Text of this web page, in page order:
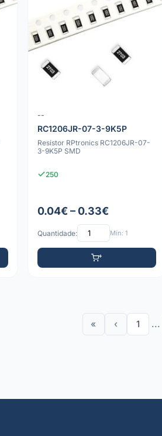
--
RC1206JR-07-3-9K5P
Resistor RPtronics RC1206JR-07-
3-9K5P SMD
250
0.04€ – 0.33€
Quantidade: Mín: 1
« ‹ 1 ...